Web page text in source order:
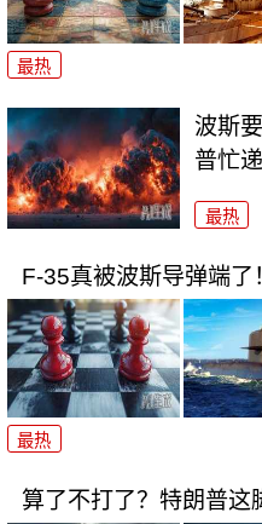
最热
波斯
普忙
最热
F-35真被波斯导弹端
最热
算了不打了？特朗普这